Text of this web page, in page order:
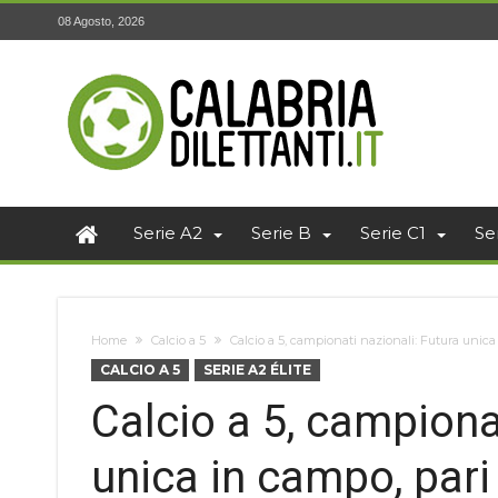
08 Agosto, 2026
Serie A2 Serie B Serie C1
Home Calcio a 5 Calcio a 5, campionati nazionali: Futura
CALCIO A 5 SERIE A2 ÉLITE
Calcio a 5,
unica in campo,